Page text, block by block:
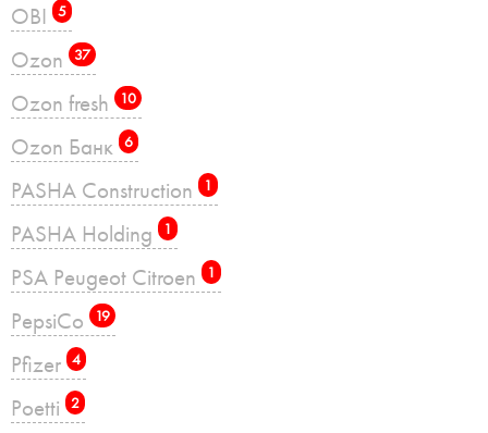
OBI 5
Ozon 37
Ozon fresh 10
Ozon Банк 6
PASHA Construction 1
PASHA Holding 1
PSA Peugeot Citroen 1
PepsiCo 19
Pfizer 4
Poetti 2